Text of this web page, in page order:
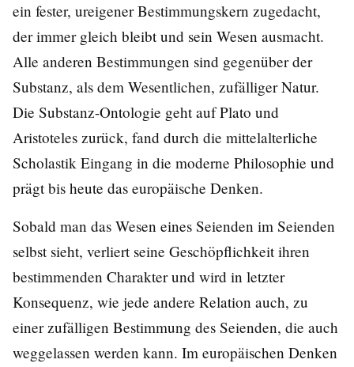
ein fester, ureigener Bestimmungskern zugedacht,
der immer gleich bleibt und sein Wesen ausmacht.
Alle anderen Bestimmungen sind gegenüber der
Substanz, als dem Wesentlichen, zufälliger Natur.
Die Substanz-Ontologie geht auf Plato und
Aristoteles zurück, fand durch die mittelalterliche
Scholastik Eingang in die moderne Philosophie und
prägt bis heute das europäische Denken.
Sobald man das Wesen eines Seienden im Seienden
selbst sieht, verliert seine Geschöpflichkeit ihren
bestimmenden Charakter und wird in letzter
Konsequenz, wie jede andere Relation auch, zu
einer zufälligen Bestimmung des Seienden, die auch
weggelassen werden kann. Im europäischen Denken